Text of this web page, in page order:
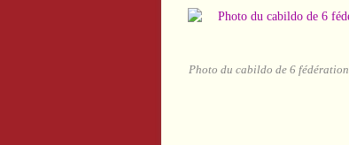
Photo du cabildo de 6